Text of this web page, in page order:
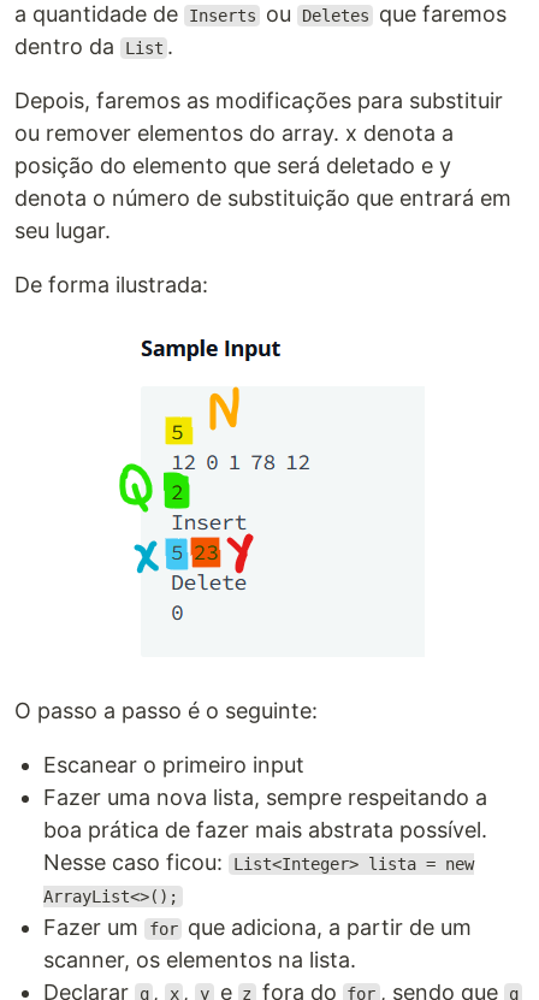
a quantidade de
Inserts ou Deletes
que faremos
dentro da
List .
Depois, faremos as modificações para substituir
ou remover elementos do array. x denota a
posição do elemento que será deletado e y
denota o número de substituição que entrará em
seu lugar.
De forma ilustrada:
O passo a passo é o seguinte:
Escanear o primeiro input
Fazer uma nova lista, sempre respeitando a
boa prática de fazer mais abstrata possível.
Nesse caso ficou:
List<Integer> lista = new
ArrayList<>();
Fazer um for que adiciona, a partir de um
scanner, os elementos na lista.
Declarar
q , x , y e z fora do for , sendo que q